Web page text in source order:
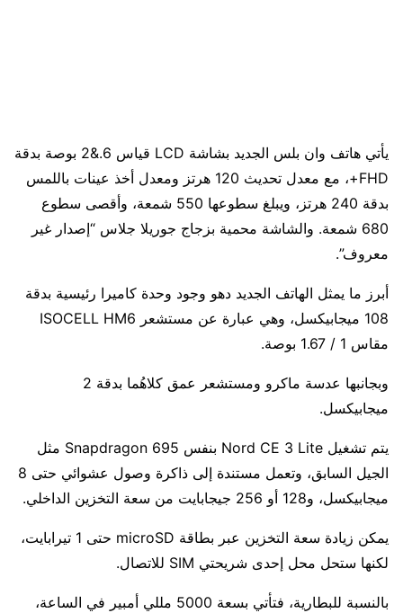
يأتي هاتف وان بلس الجديد بشاشة LCD قياس 6.&2 بوصة بدقة
FHD+، مع معدل تحديث 120 هرتز ومعدل أخذ عينات باللمس
بدقة 240 هرتز، ويبلغ سطوعها 550 شمعة، وأقصى سطوع
680 شمعة. والشاشة محمية بزجاج جوريلا جلاس “إصدار غير
معروف”.
أبرز ما يمثل الهاتف الجديد دهو وجود وحدة كاميرا رئيسية بدقة
108 ميجابيكسل، وهي عبارة عن مستشعر ISOCELL HM6
مقاس 1 / 1.67 بوصة.
وبجانبها عدسة ماكرو ومستشعر عمق كلاهُما بدقة 2
ميجابيكسل.
يتم تشغيل Nord CE 3 Lite بنفس Snapdragon 695 مثل
الجيل السابق، وتعمل مستندة إلى ذاكرة وصول عشوائي حتى 8
ميجابيكسل، و128 أو 256 جيجابايت من سعة التخزين الداخلي.
يمكن زيادة سعة التخزين عبر بطاقة microSD حتى 1 تيرابايت،
لكنها ستحل محل إحدى شريحتي SIM للاتصال.
بالنسبة للبطارية، فتأتي بسعة 5000 مللي أمبير في الساعة،